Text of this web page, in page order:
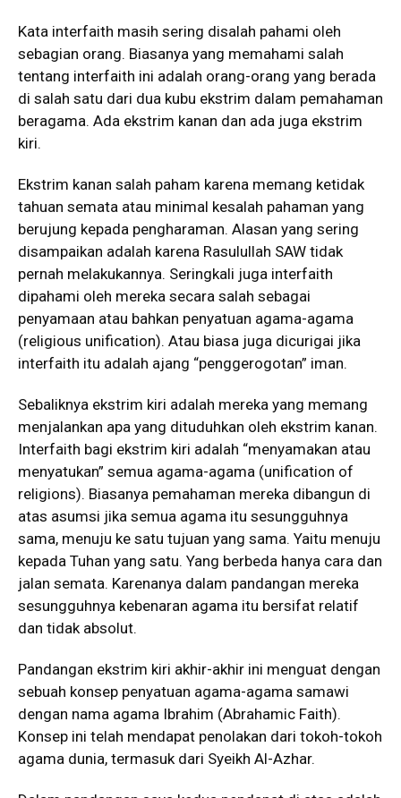
Kata interfaith masih sering disalah pahami oleh
sebagian orang. Biasanya yang memahami salah
tentang interfaith ini adalah orang-orang yang berada
di salah satu dari dua kubu ekstrim dalam pemahaman
beragama. Ada ekstrim kanan dan ada juga ekstrim
kiri.
Ekstrim kanan salah paham karena memang ketidak
tahuan semata atau minimal kesalah pahaman yang
berujung kepada pengharaman. Alasan yang sering
disampaikan adalah karena Rasulullah SAW tidak
pernah melakukannya. Seringkali juga interfaith
dipahami oleh mereka secara salah sebagai
penyamaan atau bahkan penyatuan agama-agama
(religious unification). Atau biasa juga dicurigai jika
interfaith itu adalah ajang “penggerogotan” iman.
Sebaliknya ekstrim kiri adalah mereka yang memang
menjalankan apa yang dituduhkan oleh ekstrim kanan.
Interfaith bagi ekstrim kiri adalah “menyamakan atau
menyatukan” semua agama-agama (unification of
religions). Biasanya pemahaman mereka dibangun di
atas asumsi jika semua agama itu sesungguhnya
sama, menuju ke satu tujuan yang sama. Yaitu menuju
kepada Tuhan yang satu. Yang berbeda hanya cara dan
jalan semata. Karenanya dalam pandangan mereka
sesungguhnya kebenaran agama itu bersifat relatif
dan tidak absolut.
Pandangan ekstrim kiri akhir-akhir ini menguat dengan
sebuah konsep penyatuan agama-agama samawi
dengan nama agama Ibrahim (Abrahamic Faith).
Konsep ini telah mendapat penolakan dari tokoh-tokoh
agama dunia, termasuk dari Syeikh Al-Azhar.